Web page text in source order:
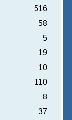
516
58
5
19
10
110
8
37